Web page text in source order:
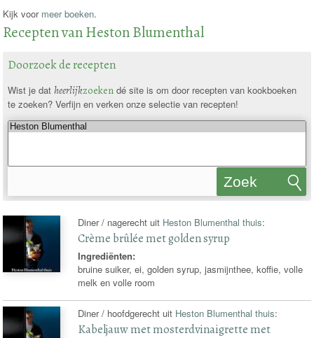
Kijk voor meer boeken.
Recepten van Heston Blumenthal
Doorzoek de recepten
Wist je dat heerlijkzoekendé site is om door recepten van kookboeken
te zoeken? Verfijn en verken onze selectie van recepten!
Zoek
Diner / nagerecht uit Heston Blumenthal thuis:
Crème brûlée met golden syrup
Ingrediënten:
bruine suiker, ei, golden syrup, jasmijnthee, koffie, volle
melk en volle room
Diner / hoofdgerecht uit Heston Blumenthal thuis:
Kabeljauw met mosterdvinaigrette met